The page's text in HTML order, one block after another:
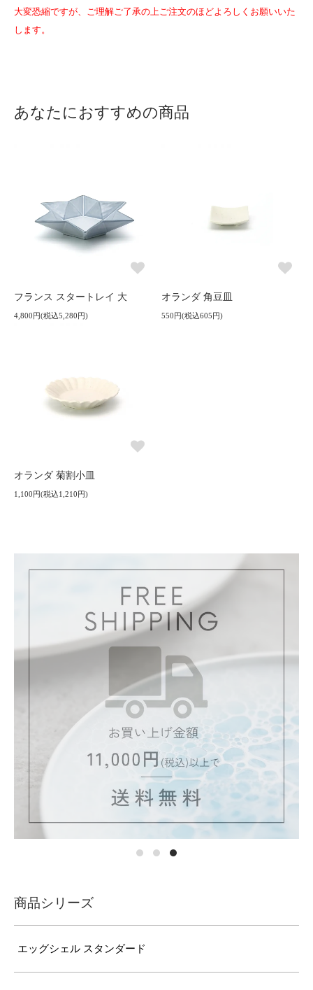
大変恐縮ですが、ご理解ご了承の上ご注文のほどよろしくお願いいた
します。
あなたにおすすめの商品
フランス スタートレイ 大
4,800円(税込5,280円)
オランダ 角豆皿
550円(税込605円)
オランダ 菊割小皿
1,100円(税込1,210円)
商品シリーズ
エッグシェル スタンダード